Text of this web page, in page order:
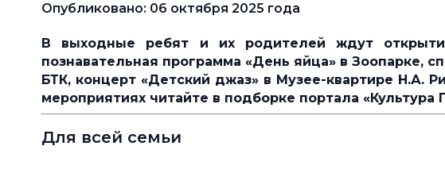
Опубликовано: 06 октября 2025 года
В выходные ребят и их родителей ждут
познавательная программа «День яйца» в Зоопарке,
БТК, концерт «Детский джаз» в Музее-квартире Н.А.
мероприятиях читайте в подборке портала «Культура
Для всей семьи